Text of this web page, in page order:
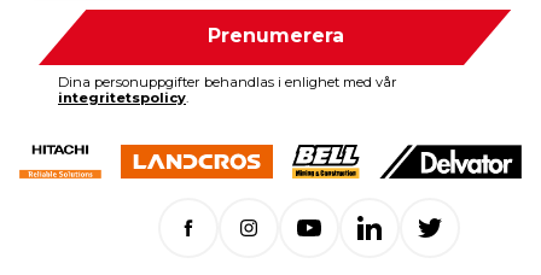
Prenumerera
Dina personuppgifter behandlas i enlighet med vår
integritetspolicy.